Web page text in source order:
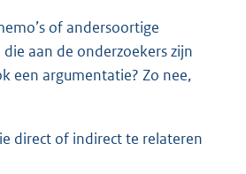
of andersoortige
aan de onderzoekers zijn
een argumentatie? Zo nee,
direct of indirect te relateren